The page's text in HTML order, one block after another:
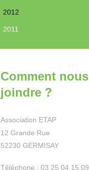
2012
2011
Comment nous
joindre ?
Association ETAP
12 Grande Rue
52230 GERMISAY
Téléphone : 03 25 04 15 09